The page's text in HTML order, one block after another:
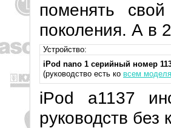
поменять
поколения. А в
Устройство:
iPod nano 1 серийный номер
(руководство есть ко всем
iPod a1137
руководств без